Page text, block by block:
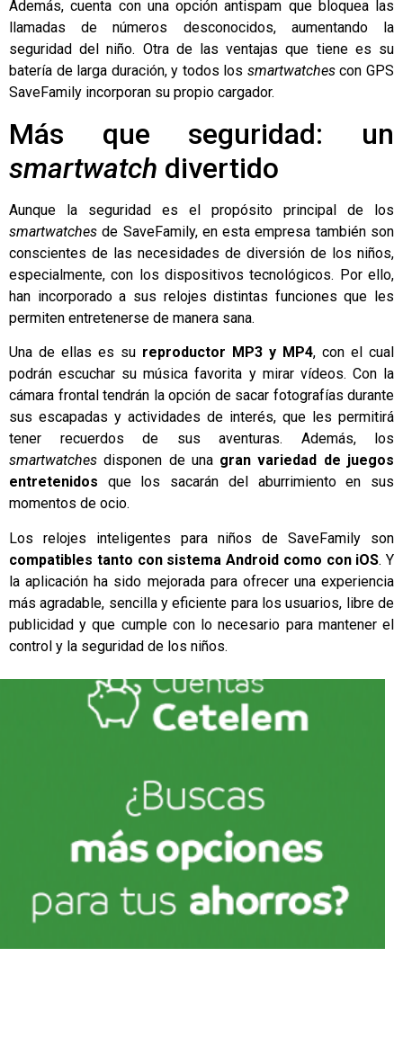
Además, cuenta con una opción antispam que bloquea las
llamadas de números desconocidos, aumentando la
seguridad del niño. Otra de las ventajas que tiene es su
batería de larga duración, y todos los smartwatchescon GPS
SaveFamily incorporan su propio cargador.
Más que seguridad: un
smartwatch divertido
Aunque la seguridad es el propósito principal de los
smartwatchesde SaveFamily, en esta empresa también son
conscientes de las necesidades de diversión de los niños,
especialmente, con los dispositivos tecnológicos. Por ello,
han incorporado a sus relojes distintas funciones que les
permiten entretenerse de manera sana.
Una de ellas es su reproductor MP3 y MP4, con el cual
podrán escuchar su música favorita y mirar vídeos. Con la
cámara frontal tendrán la opción de sacar fotografías durante
sus escapadas y actividades de interés, que les permitirá
tener recuerdos de sus aventuras. Además, los
smartwatchesdisponen de una gran variedad de juegos
entretenidos que los sacarán del aburrimiento en sus
momentos de ocio.
Los relojes inteligentes para niños de SaveFamily son
compatibles tanto con sistema Android como con iOS. Y
la aplicación ha sido mejorada para ofrecer una experiencia
más agradable, sencilla y eficiente para los usuarios, libre de
publicidad y que cumple con lo necesario para mantener el
control y la seguridad de los niños.